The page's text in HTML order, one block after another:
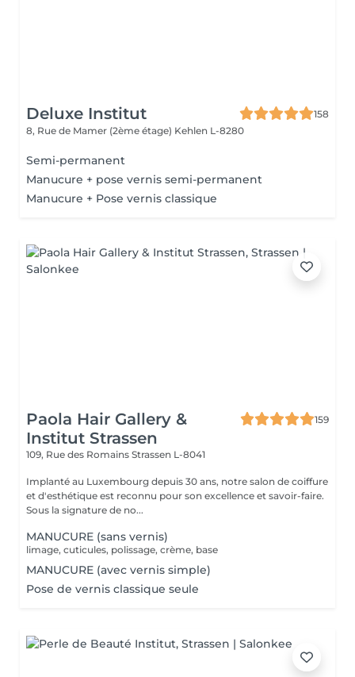
Deluxe Institut
158
8, Rue de Mamer (2ème étage) Kehlen L-8280
Semi-permanent
Manucure + pose vernis semi-permanent
Manucure + Pose vernis classique
Paola Hair Gallery &
Institut Strassen
159
109, Rue des Romains Strassen L-8041
Implanté au Luxembourg depuis 30 ans, notre salon de coiffure
et d'esthétique est reconnu pour son excellence et savoir-faire.
Sous la signature de no...
MANUCURE (sans vernis)
limage, cuticules, polissage, crème, base
MANUCURE (avec vernis simple)
Pose de vernis classique seule